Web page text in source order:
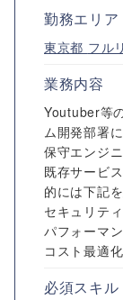
勤務エリア
東京都 フル
業務内容
Youtuber等
ム開発部署
保守エンジ
既存サービ
的には下記
セキュリテ
パフォーマ
コスト最適
必須スキル